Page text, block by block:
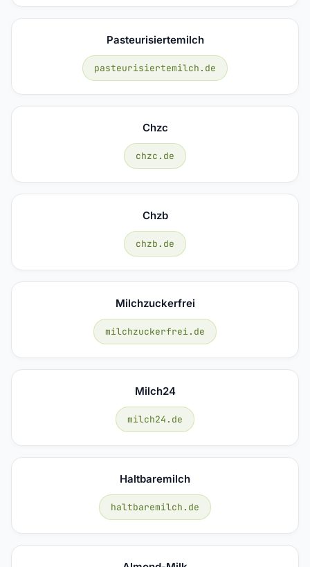
Pasteurisiertemilch
pasteurisiertemilch.de
Chzc
chzc.de
Chzb
chzb.de
Milchzuckerfrei
milchzuckerfrei.de
Milch24
milch24.de
Haltbaremilch
haltbaremilch.de